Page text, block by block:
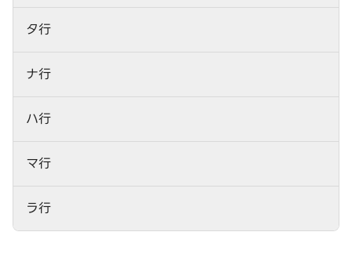
タ行
ナ行
ハ行
マ行
ラ行